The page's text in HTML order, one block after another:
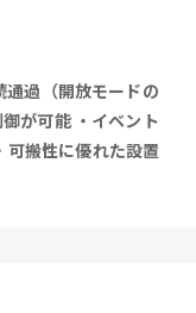
通過（開放モードの
御が可能 ・イベント
搬性に優れた設置